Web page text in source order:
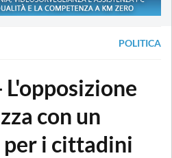
POLITICA
con un
i cittadini